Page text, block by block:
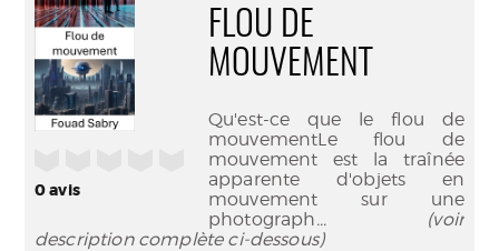
0avis
FLOU DE
MOUVEMENT
Qu'est-ce que le flou de
mouvementLe flou de
mouvement est la traînée
apparente d'objets en
mouvement sur une
photograph... (voir
description complète ci-dessous)